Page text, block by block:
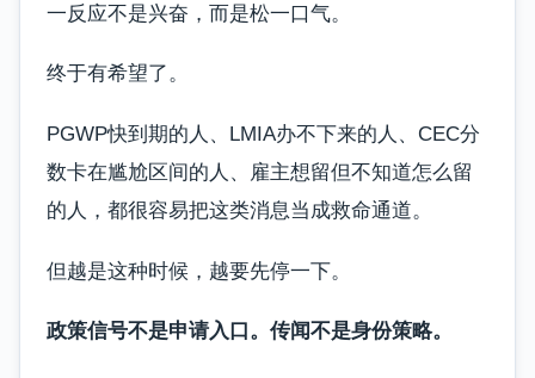
一反应不是兴奋，而是松一口气。
终于有希望了。
PGWP快到期的人、LMIA办不下来的人、CEC分
数卡在尴尬区间的人、雇主想留但不知道怎么留
的人，都很容易把这类消息当成救命通道。
但越是这种时候，越要先停一下。
政策信号不是申请入口。传闻不是身份策略。